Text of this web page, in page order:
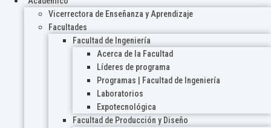
Vicerrectora de Enseñanza y Aprendizaje
Facultades
Facultad de Ingeniería
Acerca de la Facultad
Líderes de programa
Programas | Facultad de Ingeniería
Laboratorios
Expotecnológica
Facultad de Producción y Diseño